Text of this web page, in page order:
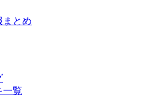
まとめ
一覧